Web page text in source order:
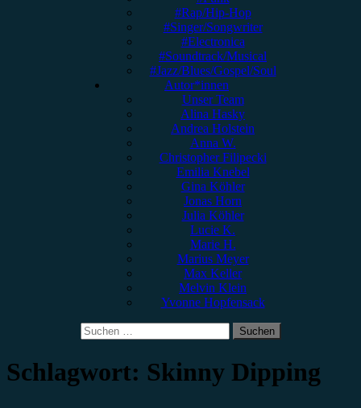
#Rap/Hip-Hop
#Singer/Songwriter
#Electronica
#Soundtrack/Musical
#Jazz/Blues/Gospel/Soul
Autor*innen
Unser Team
Alina Hasky
Andrea Holstein
Anna W.
Christopher Filipecki
Emilia Knebel
Gina Köhler
Jonas Horn
Julia Köhler
Lucie K.
Marie H.
Marius Meyer
Max Keller
Melvin Klein
Yvonne Hopfensack
Suchen
nach:
Schlagwort: Skinny Dipping